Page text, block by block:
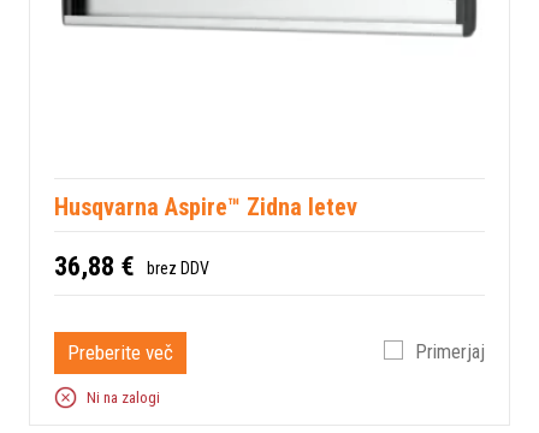
Husqvarna Aspire™ Zidna letev
36,88 € brez DDV
Preberite več Primerjaj
Ni na zalogi